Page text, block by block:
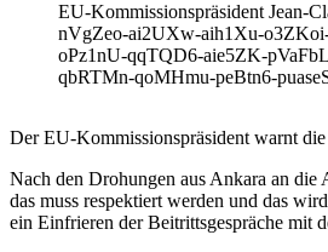
EU-Kommissionspräsident Jean-
nVgZeo-ai2UXw-aih1Xu-
oPz1nU-qqTQD6-aie5ZK-
qbRTMn-qoMHmu-peBtn6-
Der EU-Kommissionspräsident warnt
Nach den Drohungen aus Ankara an die
das muss respektiert werden und das
ein Einfrieren der Beitrittsgespräche mit